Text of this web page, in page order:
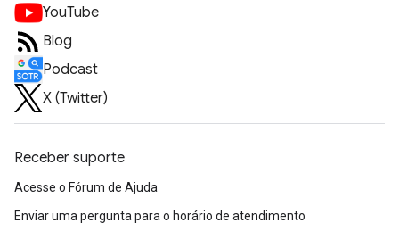
YouTube
Blog
Podcast
X (Twitter)
Receber suporte
Acesse o Fórum de Ajuda
Enviar uma pergunta para o horário de atendimento